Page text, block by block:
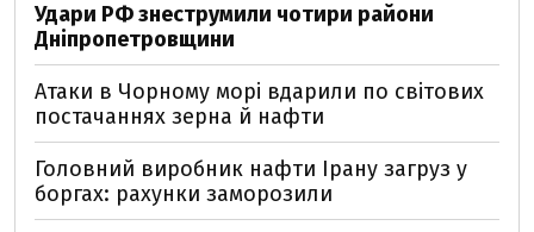
Удари РФ знеструмили чотири райони
Дніпропетровщини
Атаки в Чорному морі вдарили по світових
постачаннях зерна й нафти
Головний виробник нафти Ірану загруз у
боргах: рахунки заморозили